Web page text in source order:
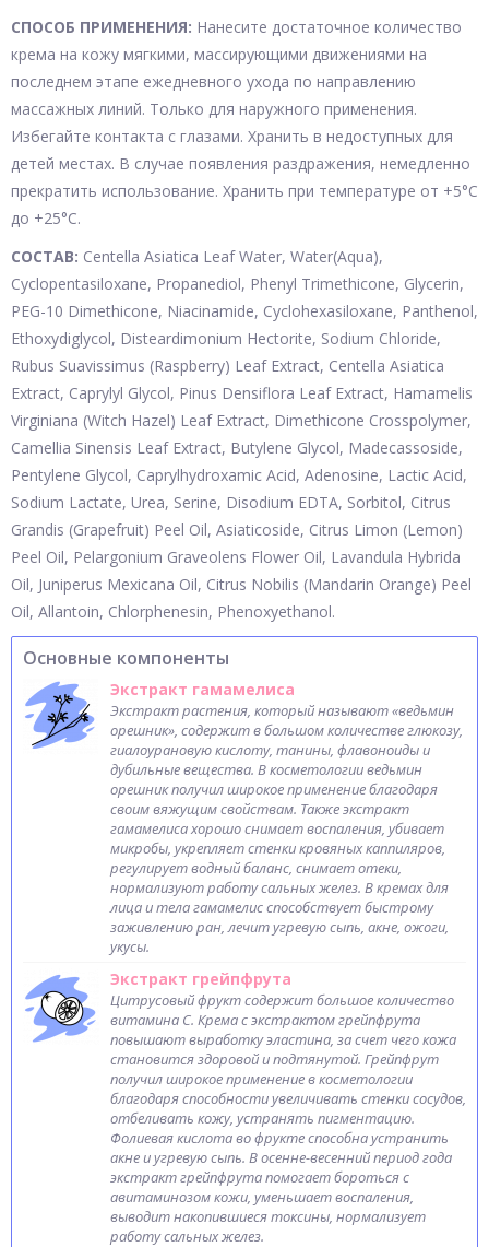
СПОСОБ ПРИМЕНЕНИЯ: Нанесите достаточное количество
крема на кожу мягкими, массирующими движениями на
последнем этапе ежедневного ухода по направлению
массажных линий. Только для наружного применения.
Избегайте контакта с глазами. Хранить в недоступных для
детей местах. В случае появления раздражения, немедленно
прекратить использование. Хранить при температуре от +5°С
до +25°С.
СОСТАВ: Centella Asiatica Leaf Water, Water(Aqua),
Cyclopentasiloxane, Propanediol, Phenyl Trimethicone, Glycerin,
PEG-10 Dimethicone, Niacinamide, Cyclohexasiloxane, Panthenol,
Ethoxydiglycol, Disteardimonium Hectorite, Sodium Chloride,
Rubus Suavissimus (Raspberry) Leaf Extract, Centella Asiatica
Extract, Caprylyl Glycol, Pinus Densiflora Leaf Extract, Hamamelis
Virginiana (Witch Hazel) Leaf Extract, Dimethicone Crosspolymer,
Camellia Sinensis Leaf Extract, Butylene Glycol, Madecassoside,
Pentylene Glycol, Caprylhydroxamic Acid, Adenosine, Lactic Acid,
Sodium Lactate, Urea, Serine, Disodium EDTA, Sorbitol, Citrus
Grandis (Grapefruit) Peel Oil, Asiaticoside, Citrus Limon (Lemon)
Peel Oil, Pelargonium Graveolens Flower Oil, Lavandula Hybrida
Oil, Juniperus Mexicana Oil, Citrus Nobilis (Mandarin Orange) Peel
Oil, Allantoin, Chlorphenesin, Phenoxyethanol.
Основные компоненты
Экстракт гамамелиса
Экстракт растения, который называют «ведьмин
орешник», содержит в большом количестве глюкозу,
гиалоурановую кислоту, танины, флавоноиды и
дубильные вещества. В косметологии ведьмин
орешник получил широкое применение благодаря
своим вяжущим свойствам. Также экстракт
гамамелиса хорошо снимает воспаления, убивает
микробы, укрепляет стенки кровяных каппиляров,
регулирует водный баланс, снимает отеки,
нормализуют работу сальных желез. В кремах для
лица и тела гамамелис способствует быстрому
заживлению ран, лечит угревую сыпь, акне, ожоги,
укусы.
Экстракт грейпфрута
Цитрусовый фрукт содержит большое количество
витамина C. Крема с экстрактом грейпфрута
повышают выработку эластина, за счет чего кожа
становится здоровой и подтянутой. Грейпфрут
получил широкое применение в косметологии
благодаря способности увеличивать стенки сосудов,
отбеливать кожу, устранять пигментацию.
Фолиевая кислота во фрукте способна устранить
акне и угревую сыпь. В осенне-весенний период года
экстракт грейпфрута помогает бороться с
авитаминозом кожи, уменьшает воспаления,
выводит накопившиеся токсины, нормализует
работу сальных желез.